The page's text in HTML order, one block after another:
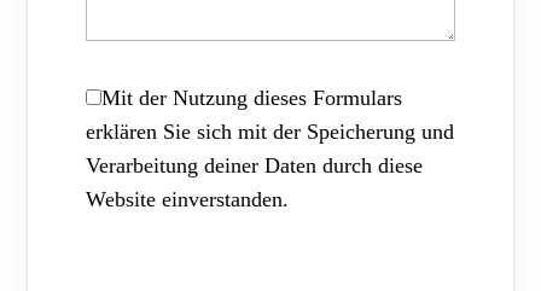
Mit der Nutzung dieses Formulars
erklären Sie sich mit der Speicherung und
Verarbeitung deiner Daten durch diese
Website einverstanden.